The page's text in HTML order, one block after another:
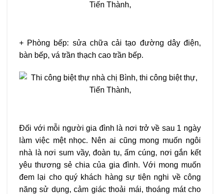
+ Phòng bếp: sửa chữa cải tạo đường dây điện,
bàn bếp, vá trần thạch cao trần bếp.
Đối với mỗi người gia đình là nơi trở về sau 1 ngày
làm việc mệt nhọc. Nên ai cũng mong muốn ngôi
nhà là nơi sum vầy, đoàn tụ, ấm cúng, nơi gắn kết
yêu thương sẻ chia của gia đình. Với mong muốn
đem lại cho quý khách hàng sự tiện nghi về công
năng sử dụng, cảm giác thoải mái, thoáng mát cho